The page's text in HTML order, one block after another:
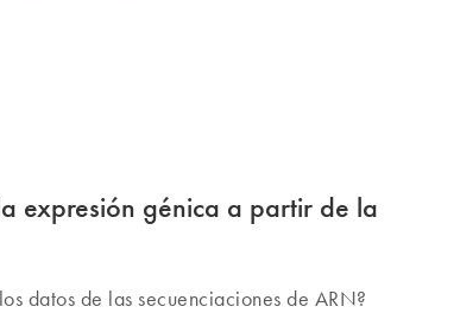
expresión génica a partir de la
datos de las secuenciaciones de ARN?